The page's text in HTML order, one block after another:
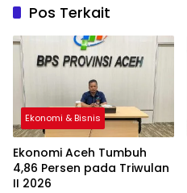
Pos Terkait
Ekonomi & Bisnis
Ekonomi Aceh Tumbuh
4,86 Persen pada Triwulan
II 2026